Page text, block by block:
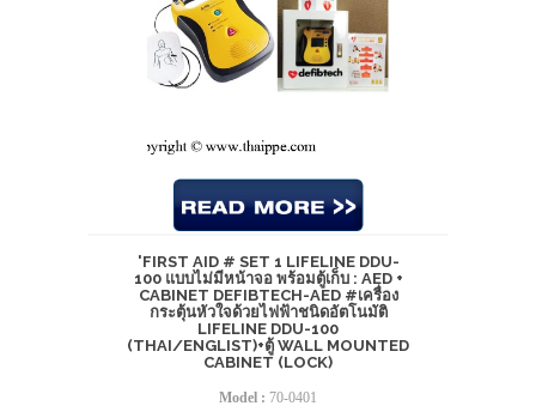
'FIRST AID # SET 1 LIFELINE DDU-
100 แบบไม่มีหน้าจอ พร้อมตู้เก็บ : AED +
CABINET DEFIBTECH-AED #เครื่อง
กระตุ้นหัวใจด้วยไฟฟ้าชนิดอัตโนมัติ
LIFELINE DDU-100
(THAI/ENGLIST)+ตู้ WALL MOUNTED
CABINET (LOCK)
Model : 70-0401